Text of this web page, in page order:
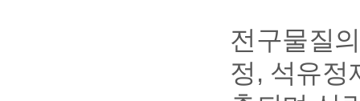
전구물질
정, 석유정